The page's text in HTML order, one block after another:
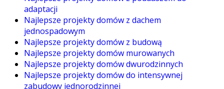
adaptacji
Najlepsze projekty domów z dachem
jednospadowym
Najlepsze projekty domów z budową
Najlepsze projekty domów murowanych
Najlepsze projekty domów dwurodzinnych
Najlepsze projekty domów do intensywnej
zabudowy jednorodzinnej